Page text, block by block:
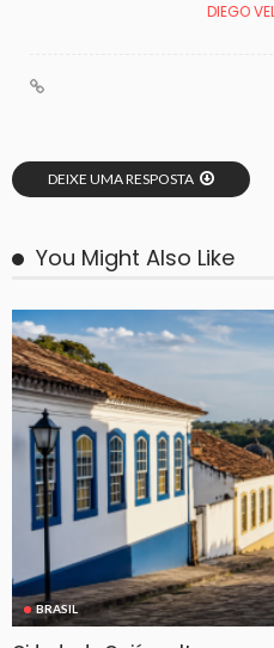
DIEGO
DEIXE UMA RESPOSTA
You Might Also Like
BRASIL